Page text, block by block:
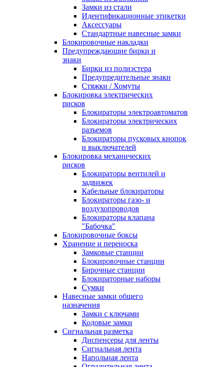
Замки из стали
Идентификационные этикетки
Аксессуары
Стандартные навесные замки
Блокировочные накладки
Предупреждающие бирки и
знаки
Бирки из полиэстера
Предупредительные знаки
Стяжки / Хомуты
Блокировка электрических
рисков
Блокираторы электроавтоматов
Блокираторы электрических
разъемов
Блокираторы пусковых кнопок
и выключателей
Блокировка механических
рисков
Блокираторы вентилей и
задвижек
Кабельные блокираторы
Блокираторы газо- и
воздухопроводов
Блокираторы клапана
"Бабочка"
Блокировочные боксы
Хранение и переноска
Замковые станции
Блокировочные станции
Бирочные станции
Блокираторные наборы
Сумки
Навесные замки общего
назначения
Замки с ключами
Кодовые замки
Сигнальная разметка
Диспенсеры для ленты
Сигнальная лента
Напольная лента